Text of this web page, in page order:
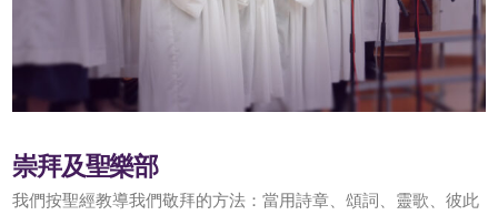
崇拜及聖樂部
我們按聖經教導我們敬拜的方法：當用詩章、頌詞、靈歌、彼此